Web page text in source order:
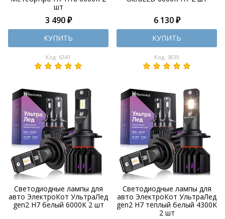
шт
3 490 ₽
КУПИТЬ
Код: 6341
6 130 ₽
КУПИТЬ
Код: 5839
Светодиодные лампы для
авто ЭлектроКот УльтраЛед
gen2 H7 белый 6000K 2 шт
Светодиодные лампы для
авто ЭлектроКот УльтраЛед
gen2 H7 тёплый белый 4300K
2 шт